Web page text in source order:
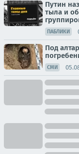
Путин
тыла и
ПАБЛИКИ
Под
СМИ